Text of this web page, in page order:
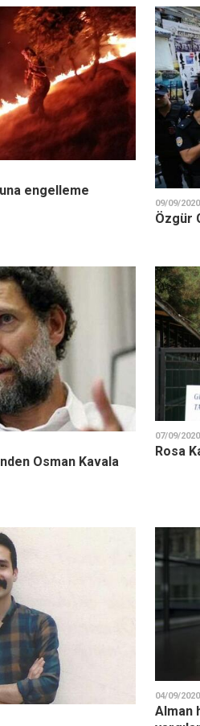
engelleme
09/09/2020
Özgür
Osman Kavala
07/09/2020
Rosa
04/09/2020
Alman